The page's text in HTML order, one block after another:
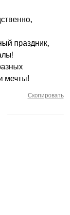
праздник,
мечты!
Скопировать